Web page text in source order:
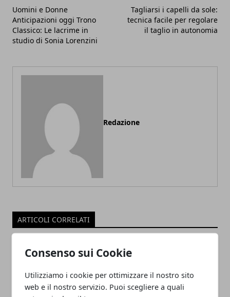
Consenso sui Cookie
Utilizziamo i cookie per ottimizzare il nostro sito
web e il nostro servizio. Puoi scegliere a quali
Uomini e Donne
Anticipazioni oggi Trono
Classico: Le lacrime in
studio di Sonia Lorenzini
Tagliarsi i capelli da sole:
tecnica facile per regolare
il taglio in autonomia
Redazione
ARTICOLI CORRELATI